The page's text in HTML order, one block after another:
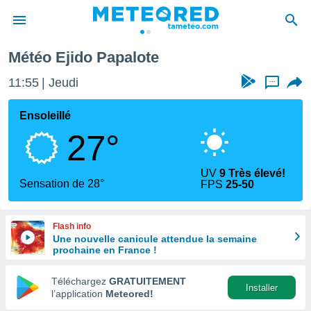
de
en
Météo Ejido Papalote
11:55 Jeudi ...
Ensoleillé
27°
Sensation de 28°
UV9 Très élevé!
FPS25-50
Flash info
Une nouvelle canicule attendue la semaine
prochaine en France !
Téléchargez GRATUITEMENT
l’application Meteored!
Installer